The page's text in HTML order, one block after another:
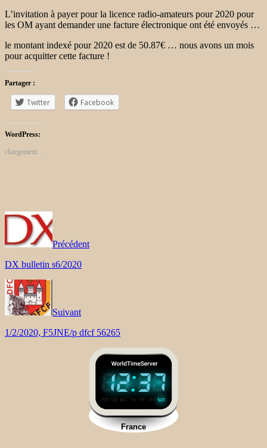
L’invitation à payer pour la licence radio-amateurs pour 2020 pour
les OM ayant demander une facture électronique ont été envoyés …
le montant indexé pour 2020 est de 50.87€ … nous avons un mois
pour acquitter cette facture !
Partager :
Twitter Facebook
WordPress:
chargement…
Précédent
DX bulletin s6/2020
Suivant
1/2/2020, F5JNE/p dfcf 56265